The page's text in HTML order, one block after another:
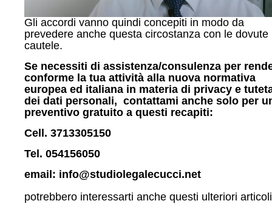
Gli accordi vanno quindi concepiti in modo da
prevedere anche questa circostanza con le dovute
cautele.
Se necessiti di assistenza/consulenza per
conforme la tua attività alla nuova normativa
europea ed italiana in materia di privacy e
dei dati personali, contattami anche solo per
preventivo gratuito a questi recapiti:
Cell. 3713305150
Tel. 054156050
email: info@studiolegalecucci.net
potrebbero interessarti anche questi ulteriori